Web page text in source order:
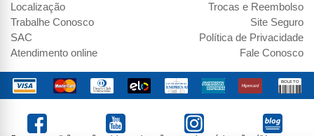
Localização
Trabalhe Conosco
SAC
Atendimento online
Trocas e Reembolso
Site Seguro
Política de Privacidade
Fale Conosco